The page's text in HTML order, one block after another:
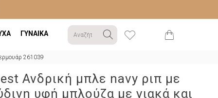
ΓΥΝΑΙΚΑ
261039
Ανδρική μπλε navy ριπ με
υφή μπλούζα με γιακά και